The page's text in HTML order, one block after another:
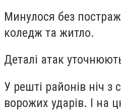
Минулося без
коледж та житло.
Деталі атак
У решті районів ніч з
ворожих ударів. І на